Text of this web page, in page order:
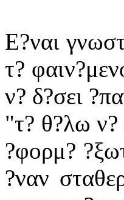
Ε?ναι
τ?
ν? δ?σει
"τ? θ?λω ν?
?φορμ?
?ναν